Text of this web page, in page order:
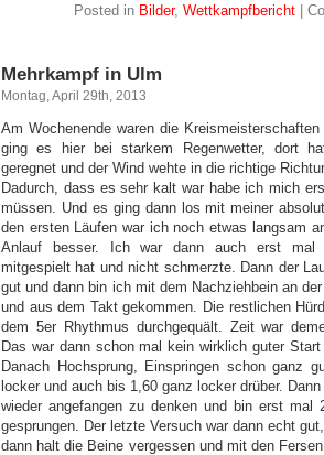
Posted in Bilder, Wettkampfbericht|
Mehrkampf in Ulm
Montag, April 29th, 2013
Am Wochenende waren die
ging es hier bei starkem Regenwetter, dort
geregnet und der Wind wehte in die richtige
Dadurch, dass es sehr kalt war habe ich mich
müssen. Und es ging dann los mit meiner
den ersten Läufen war ich noch etwas langsam
Anlauf besser. Ich war dann auch erst mal
mitgespielt hat und nicht schmerzte. Dann der
gut und dann bin ich mit dem Nachziehbein an
und aus dem Takt gekommen. Die restlichen
dem 5er Rhythmus durchgequält. Zeit war
Das war dann schon mal kein wirklich guter
Danach Hochsprung, Einspringen schon ganz
locker und auch bis 1,60 ganz locker drüber.
wieder angefangen zu denken und bin erst
gesprungen. Der letzte Versuch war dann echt
dann halt die Beine vergessen und mit den